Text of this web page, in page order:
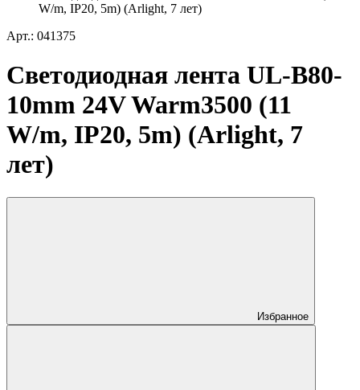
W/m, IP20, 5m) (Arlight, 7 лет)
Арт.: 041375
Светодиодная лента UL-B80-
10mm 24V Warm3500 (11
W/m, IP20, 5m) (Arlight, 7
лет)
Избранное